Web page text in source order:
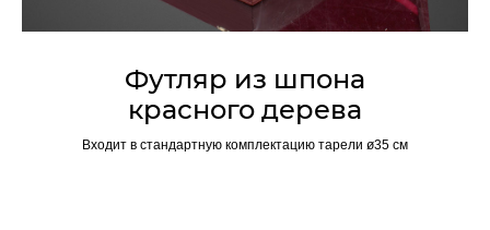
Футляр из шпона
красного дерева
Входит в стандартную комплектацию тарели ø35 см